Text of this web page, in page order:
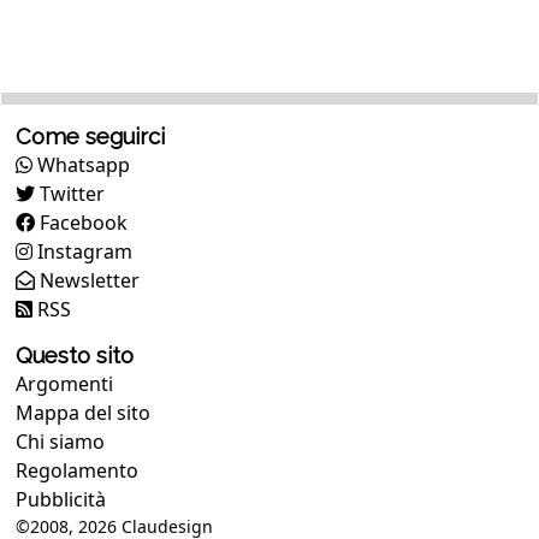
Come seguirci
Whatsapp
Twitter
Facebook
Instagram
Newsletter
RSS
Questo sito
Argomenti
Mappa del sito
Chi siamo
Regolamento
Pubblicità
©2008, 2026 Claudesign